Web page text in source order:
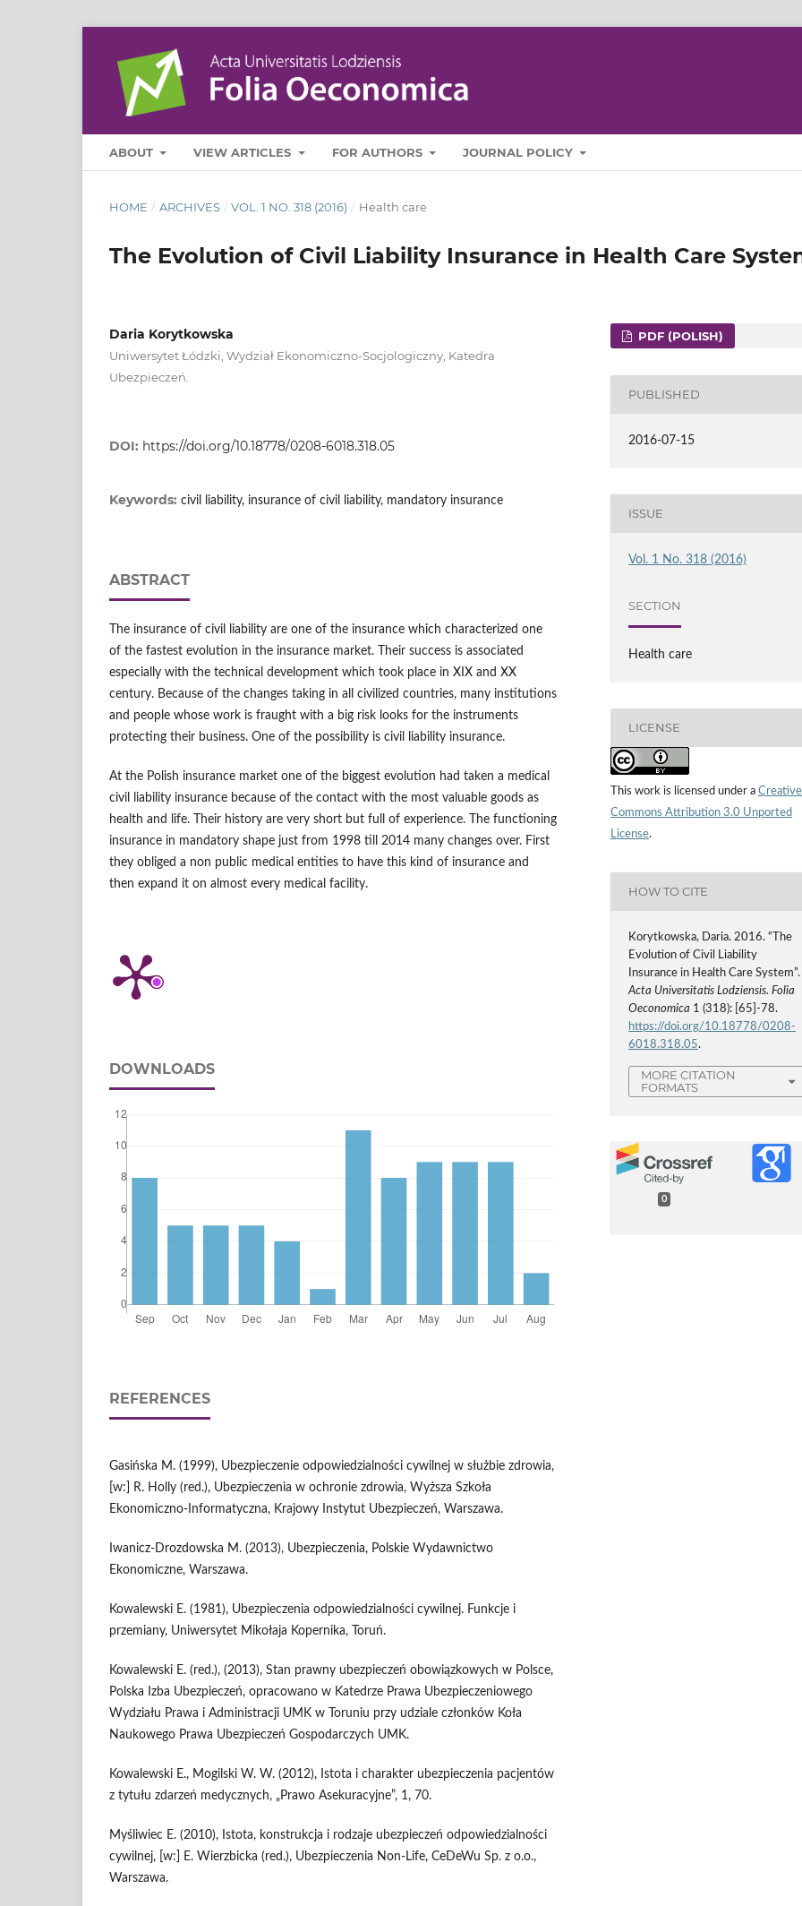
ABOUT VIEW ARTICLES FOR AUTHORS JOURNAL POLICY
HOME / ARCHIVES / VOL. 1 NO. 318 (2016) / Health care
The Evolution of Civil Liability Insurance in Health Care
Daria Korytkowska
Uniwersytet Łódzki, Wydział Ekonomiczno-Socjologiczny, Katedra
Ubezpieczeń.
DOI: https://doi.org/10.18778/0208-6018.318.05
Keywords: civil liability, insurance of civil liability, mandatory insurance
ABSTRACT
The insurance of civil liability are one of the insurance which characterized one
of the fastest evolution in the insurance market. Their success is associated
especially with the technical development which took place in XIX and XX
century. Because of the changes taking in all civilized countries, many institutions
and people whose work is fraught with a big risk looks for the instruments
protecting their business. One of the possibility is civil liability insurance.
At the Polish insurance market one of the biggest evolution had taken a medical
civil liability insurance because of the contact with the most valuable goods as
health and life. Their history are very short but full of experience. The functioning
insurance in mandatory shape just from 1998 till 2014 many changes over. First
they obliged a non public medical entities to have this kind of insurance and
then expand it on almost every medical facility.
DOWNLOADS
REFERENCES
Gasińska M. (1999), Ubezpieczenie odpowiedzialności cywilnej w służbie zdrowia,
[w:] R. Holly (red.), Ubezpieczenia w ochronie zdrowia, Wyższa Szkoła
Ekonomiczno-Informatyczna, Krajowy Instytut Ubezpieczeń, Warszawa.
Iwanicz-Drozdowska M. (2013), Ubezpieczenia, Polskie Wydawnictwo
Ekonomiczne, Warszawa.
Kowalewski E. (1981), Ubezpieczenia odpowiedzialności cywilnej. Funkcje i
przemiany, Uniwersytet Mikołaja Kopernika, Toruń.
Kowalewski E. (red.), (2013), Stan prawny ubezpieczeń obowiązkowych w Polsce,
Polska Izba Ubezpieczeń, opracowano w Katedrze Prawa Ubezpieczeniowego
Wydziału Prawa i Administracji UMK w Toruniu przy udziale członków Koła
Naukowego Prawa Ubezpieczeń Gospodarczych UMK.
Kowalewski E., Mogilski W. W. (2012), Istota i charakter ubezpieczenia pacjentów
z tytułu zdarzeń medycznych, „Prawo Asekuracyjne”, 1, 70.
Myśliwiec E. (2010), Istota, konstrukcja i rodzaje ubezpieczeń odpowiedzialności
cywilnej, [w:] E. Wierzbicka (red.), Ubezpieczenia Non-Life, CeDeWu Sp. z o.o.,
Warszawa.
PDF (POLISH)
PUBLISHED
2016-07-15
ISSUE
Vol. 1 No. 318 (2016)
SECTION
Health care
LICENSE
This work is licensed under a Creative
Commons Attribution 3.0 Unported
License.
HOW TO CITE
Korytkowska, Daria. 2016. “The
Evolution of Civil Liability
Insurance in Health Care System”.
Acta Universitatis Lodziensis. Folia
Oeconomica 1 (318): [65]-78.
https://doi.org/10.18778/0208-
6018.318.05.
MORE CITATION
FORMATS
0